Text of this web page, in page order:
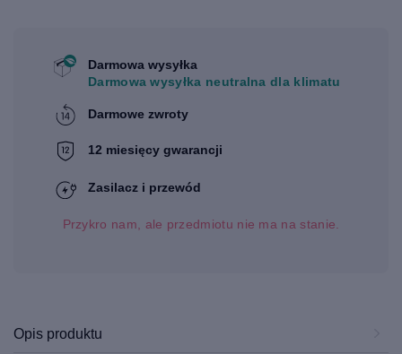
Darmowa wysyłka
Darmowa wysyłka neutralna dla klimatu
Darmowe zwroty
12 miesięcy gwarancji
Zasilacz i przewód
Przykro nam, ale przedmiotu nie ma na stanie.
Opis produktu